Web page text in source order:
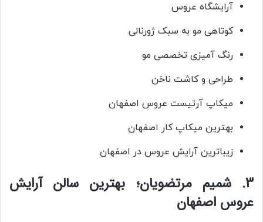
آرایشگاه عروس
کوتاهی مو به سبک ژورنالی
رنگ آمیزی تخصصی مو
طراحی و کاشت ناخن
میکاپ آرتیست عروس اصفهان
بهترین میکاپ کار اصفهان
زیباترین آرایش عروس در اصفهان
3. شمیم مرتضویان؛ بهترین سالن آرایش
عروس اصفهان